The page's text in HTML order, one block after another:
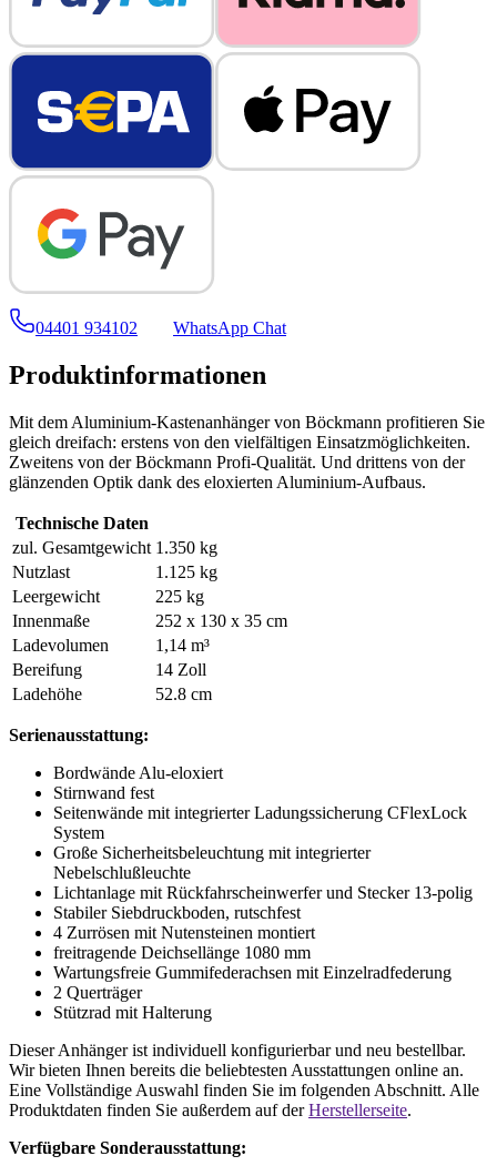
04401 934102 WhatsApp Chat
Produktinformationen
Mit dem Aluminium-Kastenanhänger von Böckmann profitieren Sie
gleich dreifach: erstens von den vielfältigen Einsatzmöglichkeiten.
Zweitens von der Böckmann Profi-Qualität. Und drittens von der
glänzenden Optik dank des eloxierten Aluminium-Aufbaus.
Technische Daten
zul. Gesamtgewicht 1.350 kg
Nutzlast
1.125 kg
Leergewicht
225 kg
Innenmaße
252 x 130 x 35 cm
Ladevolumen
1,14 m³
Bereifung
14 Zoll
Ladehöhe
52.8 cm
Serienausstattung:
Bordwände Alu-eloxiert
Stirnwand fest
Seitenwände mit integrierter Ladungssicherung CFlexLock
System
Große Sicherheitsbeleuchtung mit integrierter
Nebelschlußleuchte
Lichtanlage mit Rückfahrscheinwerfer und Stecker 13-polig
Stabiler Siebdruckboden, rutschfest
4 Zurrösen mit Nutensteinen montiert
freitragende Deichsellänge 1080 mm
Wartungsfreie Gummifederachsen mit Einzelradfederung
2 Querträger
Stützrad mit Halterung
Dieser Anhänger ist individuell konfigurierbar und neu bestellbar.
Wir bieten Ihnen bereits die beliebtesten Ausstattungen online an.
Eine Vollständige Auswahl finden Sie im folgenden Abschnitt. Alle
Produktdaten finden Sie außerdem auf derHerstellerseite.
Verfügbare Sonderausstattung: